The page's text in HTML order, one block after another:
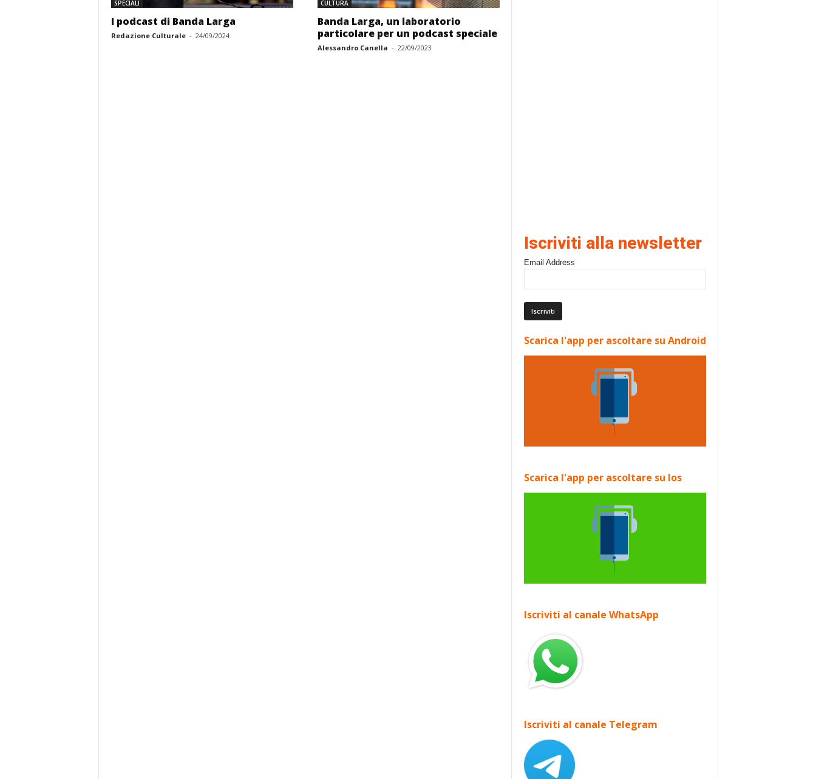
SPECIALI
I podcast di Banda Larga
Redazione Culturale - 24/09/2024
CULTURA
Banda Larga, un laboratorio
particolare per un podcast speciale
Alessandro Canella - 22/09/2023
Iscriviti alla newsletter
Email Address
Scarica l'app per ascoltare su Android
Scarica l'app per ascoltare su Ios
Iscriviti al canale WhatsApp
Iscriviti al canale Telegram